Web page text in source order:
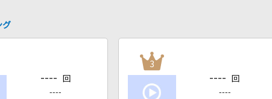
グ
---- 回
----
3
---- 回
----